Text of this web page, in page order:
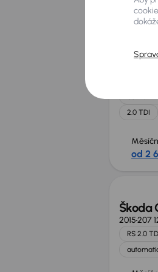
od 2
2.0 TDI
od 2
Škoda
2015207
RS 2.0